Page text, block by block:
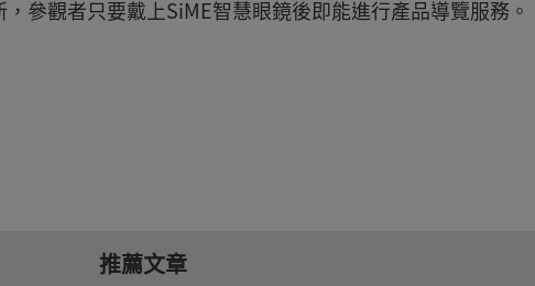
參觀者只要戴上SiME智慧眼鏡後即能進行產品導覽服務。
推薦文章